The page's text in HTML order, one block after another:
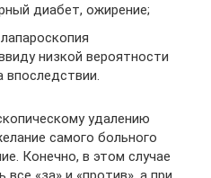
диабет, ожирение;
низкой вероятности
впоследствии.
удалению
самого больного
Конечно, в этом случае